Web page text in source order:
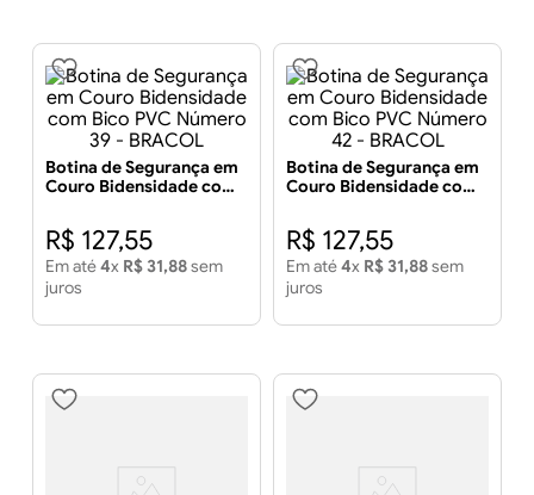
Botina de Segurança em
Couro Bidensidade com
BRACOL
R$ 127,55
Em até4x R$ 31,88sem
juros
Botina de Segurança em
Couro Bidensidade com
BRACOL
R$ 127,55
Em até4x R$ 31,88sem
juros